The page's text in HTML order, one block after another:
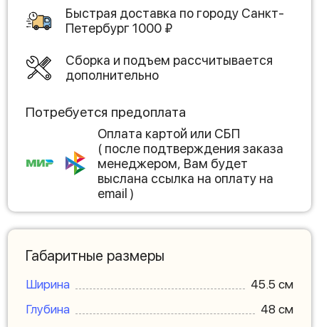
Быстрая доставка по городу Санкт-
Петербург1000 ₽
Сборка и подъем рассчитывается
дополнительно
Потребуется предоплата
Оплата картой или СБП
( после подтверждения заказа
менеджером, Вам будет
выслана ссылка на оплату на
email )
Габаритные размеры
Ширина
45.5 см
Глубина
48 см